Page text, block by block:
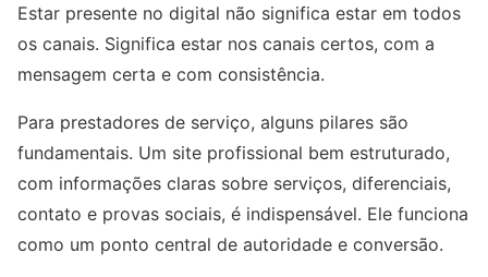
Estar presente no digital não significa estar em todos
os canais. Significa estar nos canais certos, com a
mensagem certa e com consistência.
Para prestadores de serviço, alguns pilares são
fundamentais. Um site profissional bem estruturado,
com informações claras sobre serviços, diferenciais,
contato e provas sociais, é indispensável. Ele funciona
como um ponto central de autoridade e conversão.